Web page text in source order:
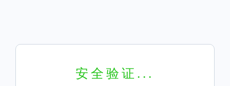
安全验证...